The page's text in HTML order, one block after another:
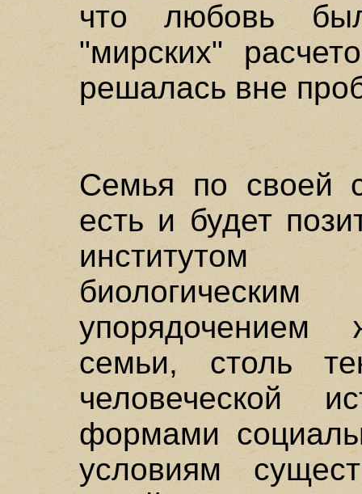
что любовь
"мирских"
решалась вне
Семья по своей
есть и будет
институтом
семьи, столь
человеческой
формами
условиям